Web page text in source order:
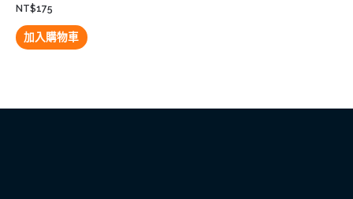
評
分
滿
分
5
NT$175
加入購物車